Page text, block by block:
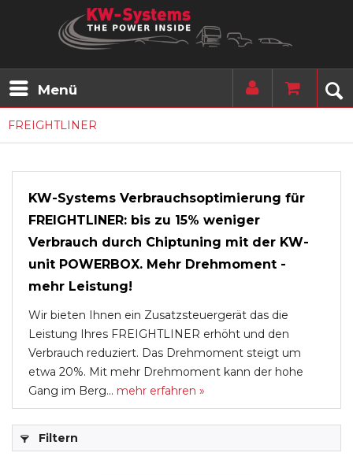
Menü
FREIGHTLINER
KW-Systems Verbrauchsoptimierung für
FREIGHTLINER: bis zu 15% weniger
Verbrauch durch Chiptuning mit der KW-
unit POWERBOX. Mehr Drehmoment -
mehr Leistung!
Wir bieten Ihnen ein Zusatzsteuergerät das die
Leistung Ihres FREIGHTLINER erhöht und den
Verbrauch reduziert. Das Drehmoment steigt um
etwa 20%. Mit mehr Drehmoment kann der hohe
Gang im Berg... mehr erfahren »
Filtern